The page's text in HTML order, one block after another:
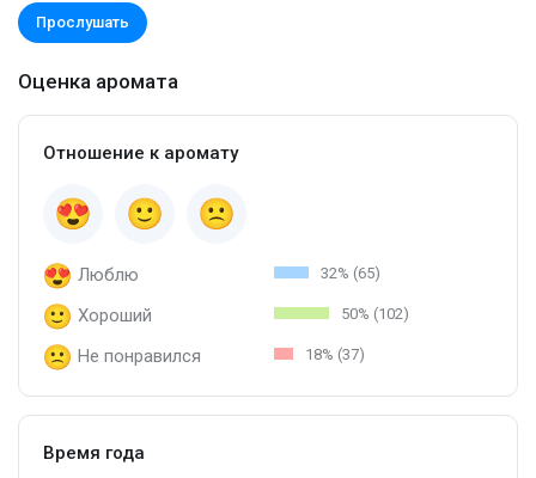
Прослушать
Оценка аромата
Отношение к аромату
Люблю 32% (65)
Хороший 50% (102)
Не понравился 18% (37)
Время года